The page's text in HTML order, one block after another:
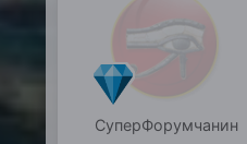
СуперФорумчанин